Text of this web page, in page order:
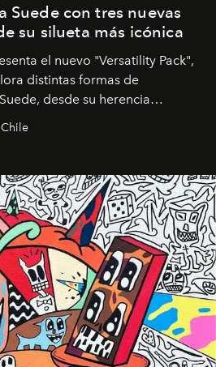
Suede con tres nuevas
su silueta más icónica
el nuevo "Versatility Pack",
distintas formas de
desde su herencia
moderna inspirada en el